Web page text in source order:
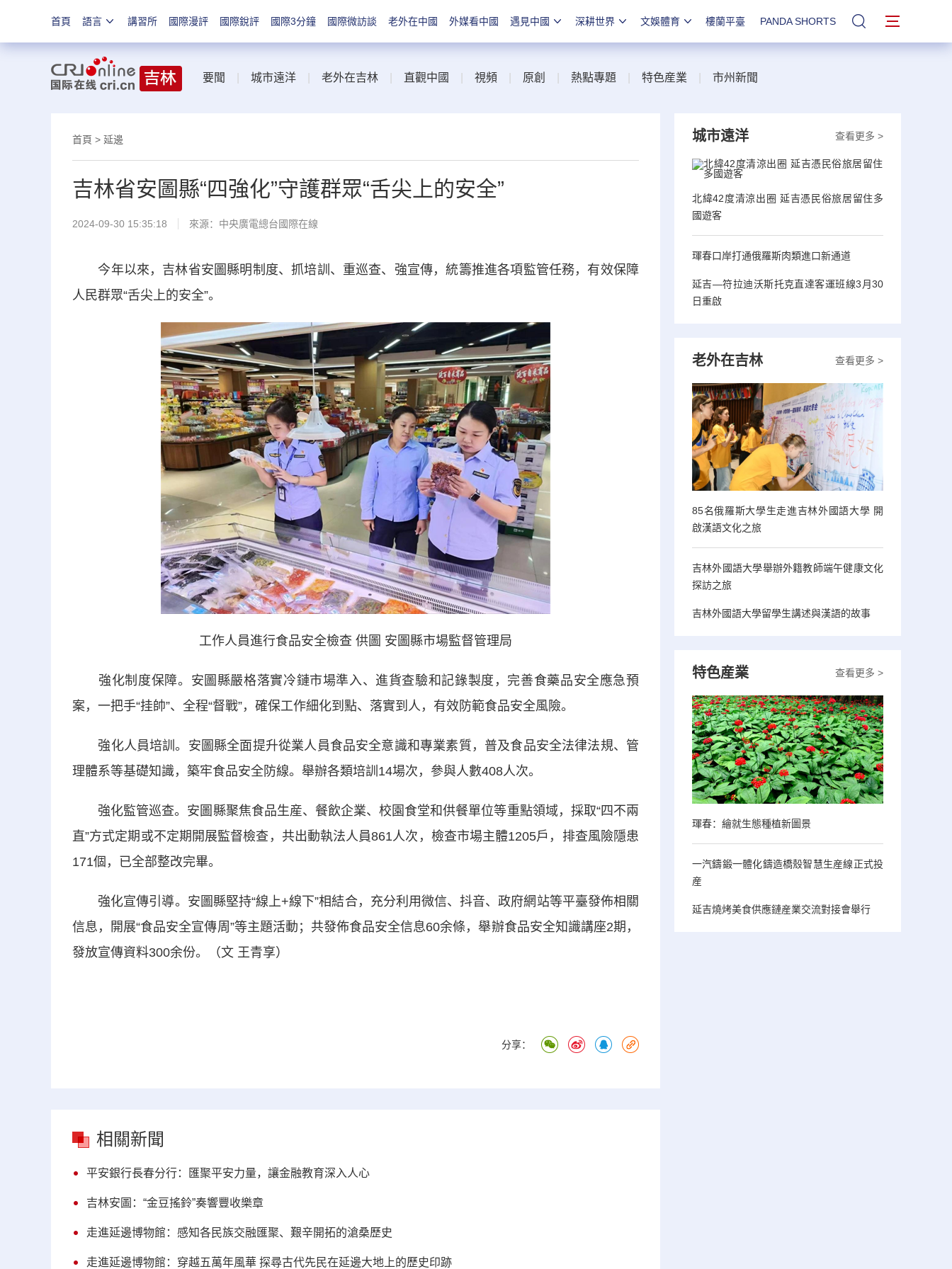
首頁 語言 講習所 國際漫評 國際銳評 國際3分鐘 國際微訪談 老外在中國 外媒看中國 遇見中國 深耕世界 文娛體育 樓蘭平臺 PANDA SHORTS 站內搜索
要聞 城市遠洋 老外在吉林 直觀中國 視頻 原創 熱點專題 特色産業 市州新聞
首頁 > 延邊
吉林省安圖縣“四強化”守護群眾“舌尖上的安全”
2024-09-30 15:35:18 來源：中央廣電總台國際在線
今年以來，吉林省安圖縣明制度、抓培訓、重巡查、強宣傳，統籌推進各項監管任務，有效保障
人民群眾“舌尖上的安全”。
工作人員進行食品安全檢查 供圖 安圖縣市場監督管理局
強化制度保障。安圖縣嚴格落實冷鏈市場準入、進貨查驗和記錄製度，完善食藥品安全應急預
案，一把手“挂帥”、全程“督戰”，確保工作細化到點、落實到人，有效防範食品安全風險。
強化人員培訓。安圖縣全面提升從業人員食品安全意識和專業素質，普及食品安全法律法規、管
理體系等基礎知識，築牢食品安全防線。舉辦各類培訓14場次，參與人數408人次。
強化監管巡查。安圖縣聚焦食品生産、餐飲企業、校園食堂和供餐單位等重點領域，採取“四不兩
直”方式定期或不定期開展監督檢查，共出動執法人員861人次，檢查市場主體1205戶，排查風險隱患
171個，已全部整改完畢。
強化宣傳引導。安圖縣堅持“線上+線下”相結合，充分利用微信、抖音、政府網站等平臺發佈相關
信息，開展“食品安全宣傳周”等主題活動；共發佈食品安全信息60余條，舉辦食品安全知識講座2期，
發放宣傳資料300余份。（文 王青享）
分享：
相關新聞
平安銀行長春分行：匯聚平安力量，讓金融教育深入人心
吉林安圖：“金豆搖鈴”奏響豐收樂章
走進延邊博物館：感知各民族交融匯聚、艱辛開拓的滄桑歷史
走進延邊博物館：穿越五萬年風華 探尋古代先民在延邊大地上的歷史印跡
查看更多 >
城市遠洋
北緯42度清涼出圈 延吉憑民俗旅居留住多
國遊客
琿春口岸打通俄羅斯肉類進口新通道
延吉—符拉迪沃斯托克直達客運班線3月30
日重啟
查看更多 >
老外在吉林
85名俄羅斯大學生走進吉林外國語大學 開
啟漢語文化之旅
吉林外國語大學舉辦外籍教師端午健康文化
探訪之旅
吉林外國語大學留學生講述與漢語的故事
查看更多 >
特色産業
琿春：繪就生態種植新圖景
一汽鑄鍛一體化鑄造橋殼智慧生産線正式投
産
延吉燒烤美食供應鏈産業交流對接會舉行